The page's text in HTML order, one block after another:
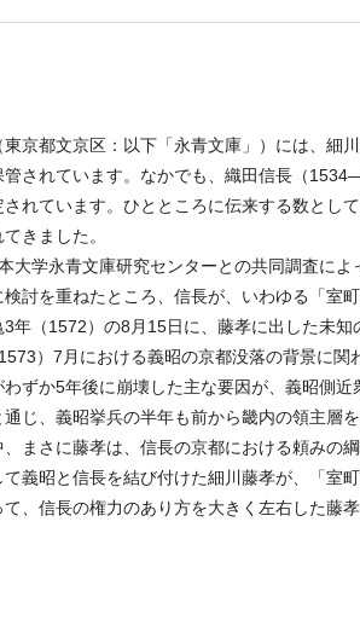
京都文京区：以下「永青文庫」）には、
されています。なかでも、織田信長（
れています。ひとところに伝来する数とし
きました。
大学永青文庫研究センターとの共同調査に
討を重ねたところ、信長が、いわゆる「
年（1572）の8月15日に、藤孝に出した未知
）7月における義昭の京都没落の背景に
ずか5年後に崩壊した主な要因が、義昭側
通じ、義昭挙兵の半年も前から畿内の領主層
まさに藤孝は、信長の京都における頼みの綱
義昭と信長を結び付けた細川藤孝が、「室
、信長の権力のあり方を大きく左右した藤